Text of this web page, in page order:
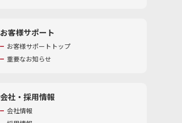
お客様サポート
お客様サポートトップ
重要なお知らせ
会社・採用情報
会社情報